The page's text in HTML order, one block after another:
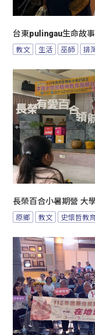
台東pulingau生命故
教文 生活 巫師 排
長榮百合小暑期營 大
原鄉 教文 史懷哲教